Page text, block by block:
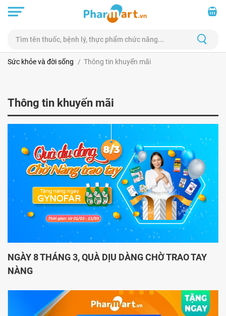
Sức khỏe và đời sống Thông tin khuyến mãi
Thông tin khuyến mãi
NGÀY 8 THÁNG 3, QUÀ DỊU DÀNG CHỜ TRAO TAY
NÀNG